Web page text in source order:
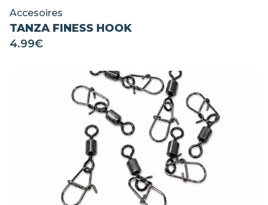
Accesoires
TANZA FINESS HOOK
4.99€